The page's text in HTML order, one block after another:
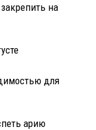
на
для
арию